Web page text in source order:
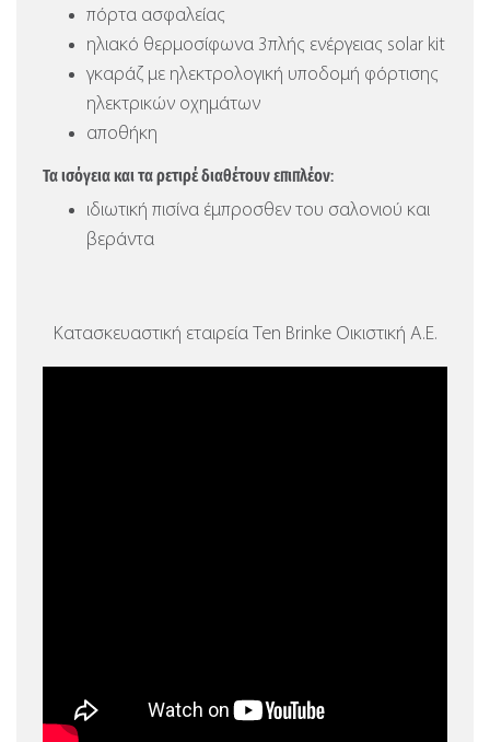
πόρτα ασφαλείας
ηλιακό θερμοσίφωνα 3πλής ενέργειας solar kit
γκαράζ με ηλεκτρολογική υποδομή φόρτισης
ηλεκτρικών οχημάτων
αποθήκη
Τα ισόγεια και τα ρετιρέ διαθέτουν επιπλέον:
ιδιωτική πισίνα έμπροσθεν του σαλονιού και
βεράντα
Κατασκευαστική εταιρεία Ten Brinke Οικιστική Α.Ε.